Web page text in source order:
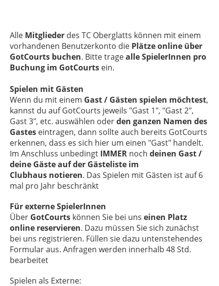
Alle Mitglieder des TC Oberglatts können mit einem
vorhandenen Benutzerkonto die Plätze online über
GotCourts buchen. Bitte tragealle SpielerInnen pro
Buchung im GotCourts ein.
Spielen mit Gästen
Wenn du mit einem Gast / Gästen spielen möchtest,
kannst du auf GotCourts jeweils "Gast 1", "Gast 2",
Gast 3", etc. auswählen oderden ganzen Namen des
Gastes eintragen, dann sollte auch bereits GotCourts
erkennen, dass es sich hier um einen "Gast" handelt.
Im Anschluss unbedingt IMMER noch deinen Gast /
deine Gäste auf der Gästeliste im
Clubhaus notieren. Das Spielen mit Gästen ist auf 6
mal pro Jahr beschränkt
Für externe SpielerInnen
Über GotCourts können Sie bei uns einen Platz
online reservieren. Dazu müssen Sie sich zunächst
bei uns registrieren. Füllen sie dazu untenstehendes
Formular aus. Anfragen werden innerhalb 48 Std.
bearbeitet
Spielen als Externe: